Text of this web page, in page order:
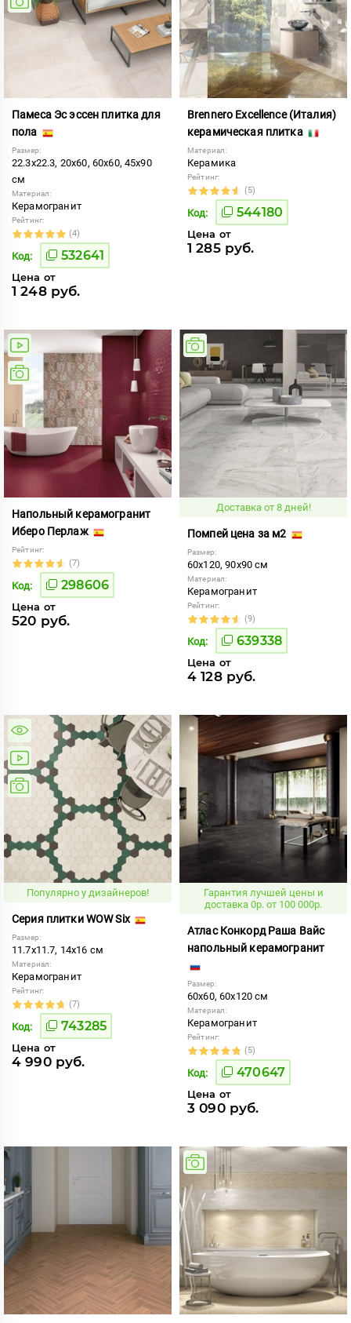
Памеса Эс эссен плитка для
пола
Размер:
22.3x22.3, 20x60, 60x60, 45x90
см
Материал:
Керамогранит
Рейтинг:
(4)
Код: 532641
Цена от
1 248 руб.
Brennero Excellence (Италия)
керамическая плитка
Материал:
Керамика
Рейтинг:
(5)
Код: 544180
Цена от
1 285 руб.
Напольный керамогранит
Иберо Перлаж
Рейтинг:
(7)
Код: 298606
Цена от
520 руб.
Доставка от 8 дней!
Помпей цена за м2
Размер:
60x120, 90x90 см
Материал:
Керамогранит
Рейтинг:
(9)
Код: 639338
Цена от
4 128 руб.
Популярно у дизайнеров!
Серия плитки WOW Six
Размер:
11.7x11.7, 14x16 см
Материал:
Керамогранит
Рейтинг:
(7)
Код: 743285
Цена от
4 990 руб.
Гарантия лучшей цены и
доставка 0р. от 100 000р.
Атлас Конкорд Раша Вайс
напольный керамогранит
Размер:
60x60, 60x120 см
Материал:
Керамогранит
Рейтинг:
(5)
Код: 470647
Цена от
3 090 руб.